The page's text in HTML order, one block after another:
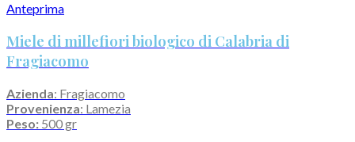
Anteprima
Miele di millefiori biologico di Calabria di
Fragiacomo
Azienda: Fragiacomo
Provenienza: Lamezia
Peso: 500 gr